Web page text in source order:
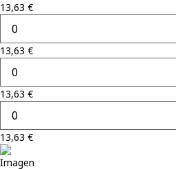
13,63 €
13,63 €
13,63 €
13,63 €